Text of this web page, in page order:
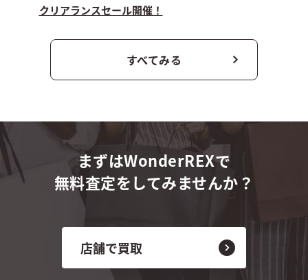
クリアランスセール開催！
すべてみる
まずはWonderREXで
無料査定をしてみませんか？
店舗で買取